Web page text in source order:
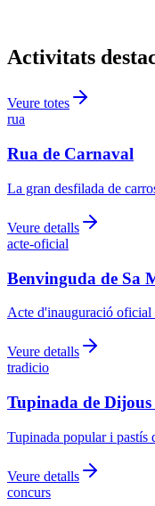
Activitats
Veure totes
rua
Rua de Carnaval
La gran desfilada de
Veure detalls
acte-oficial
Benvinguda de Sa
Acte d'inauguració oficial
Veure detalls
tradicio
Tupinada de Dijous
Tupinada popular i pastís
Veure detalls
concurs